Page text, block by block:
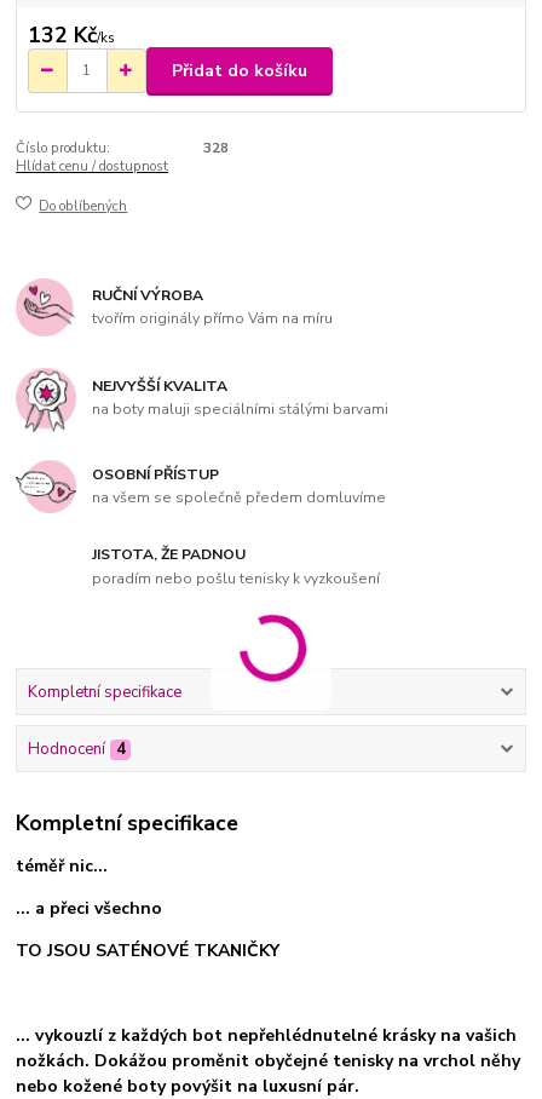
132 Kč/ks
Přidat do košíku
Číslo produktu:
328
Hlídat cenu / dostupnost
Do oblíbených
RUČNÍ VÝROBA
tvořím originály přímo Vám na míru
NEJVYŠŠÍ KVALITA
na boty maluji speciálními stálými barvami
OSOBNÍ PŘÍSTUP
na všem se společně předem domluvíme
JISTOTA, ŽE PADNOU
poradím nebo pošlu tenisky k vyzkoušení
Kompletní specifikace
Hodnocení 4
Kompletní specifikace
téměř nic...
... a přeci všechno
TO JSOU SATÉNOVÉ TKANIČKY
... vykouzlí z každých bot nepřehlédnutelné krásky na vašich
nožkách. Dokážou proměnit obyčejné tenisky na vrchol něhy
nebo kožené boty povýšit na luxusní pár.